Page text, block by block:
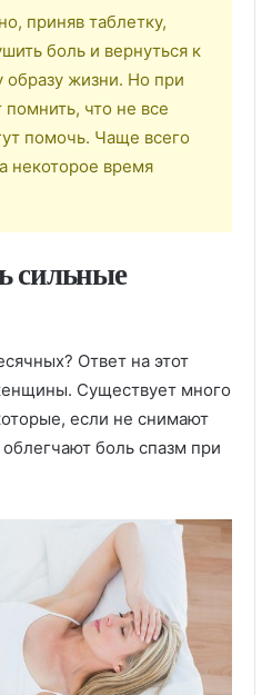
приняв таблетку,
боль и вернуться к
образу жизни. Но при
помнить, что не все
помочь. Чаще всего
некоторое время
сильные
Ответ на этот
Существует много
если не снимают
боль спазм при